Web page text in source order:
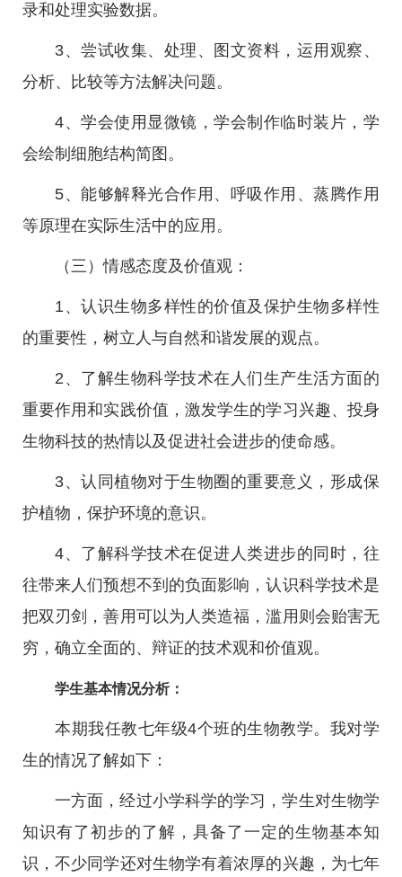
录和处理实验数据。
3、尝试收集、处理、图文资料，运用观察、
分析、比较等方法解决问题。
4、学会使用显微镜，学会制作临时装片，学
会绘制细胞结构简图。
5、能够解释光合作用、呼吸作用、蒸腾作用
等原理在实际生活中的应用。
（三）情感态度及价值观：
1、认识生物多样性的价值及保护生物多样性
的重要性，树立人与自然和谐发展的观点。
2、了解生物科学技术在人们生产生活方面的
重要作用和实践价值，激发学生的学习兴趣、投身
生物科技的热情以及促进社会进步的使命感。
3、认同植物对于生物圈的重要意义，形成保
护植物，保护环境的意识。
4、了解科学技术在促进人类进步的同时，往
往带来人们预想不到的负面影响，认识科学技术是
把双刃剑，善用可以为人类造福，滥用则会贻害无
穷，确立全面的、辩证的技术观和价值观。
学生基本情况分析：
本期我任教七年级4个班的生物教学。我对学
生的情况了解如下：
一方面，经过小学科学的学习，学生对生物学
知识有了初步的了解，具备了一定的生物基本知
识，不少同学还对生物学有着浓厚的兴趣，为七年